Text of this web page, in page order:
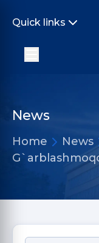
Quick links
News
Home
News